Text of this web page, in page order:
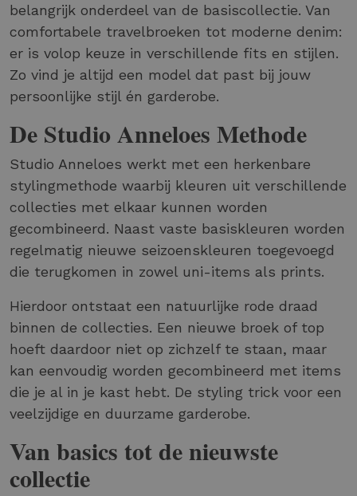
belangrijk onderdeel van de basiscollectie. Van
comfortabele travelbroeken tot moderne denim:
er is volop keuze in verschillende fits en stijlen.
Zo vind je altijd een model dat past bij jouw
persoonlijke stijl én garderobe.
De Studio Anneloes Methode
Studio Anneloes werkt met een herkenbare
stylingmethode waarbij kleuren uit verschillende
collecties met elkaar kunnen worden
gecombineerd. Naast vaste basiskleuren worden
regelmatig nieuwe seizoenskleuren toegevoegd
die terugkomen in zowel uni-items als prints.
Hierdoor ontstaat een natuurlijke rode draad
binnen de collecties. Een nieuwe broek of top
hoeft daardoor niet op zichzelf te staan, maar
kan eenvoudig worden gecombineerd met items
die je al in je kast hebt. De styling trick voor een
veelzijdige en duurzame garderobe.
Van basics tot de nieuwste
collectie